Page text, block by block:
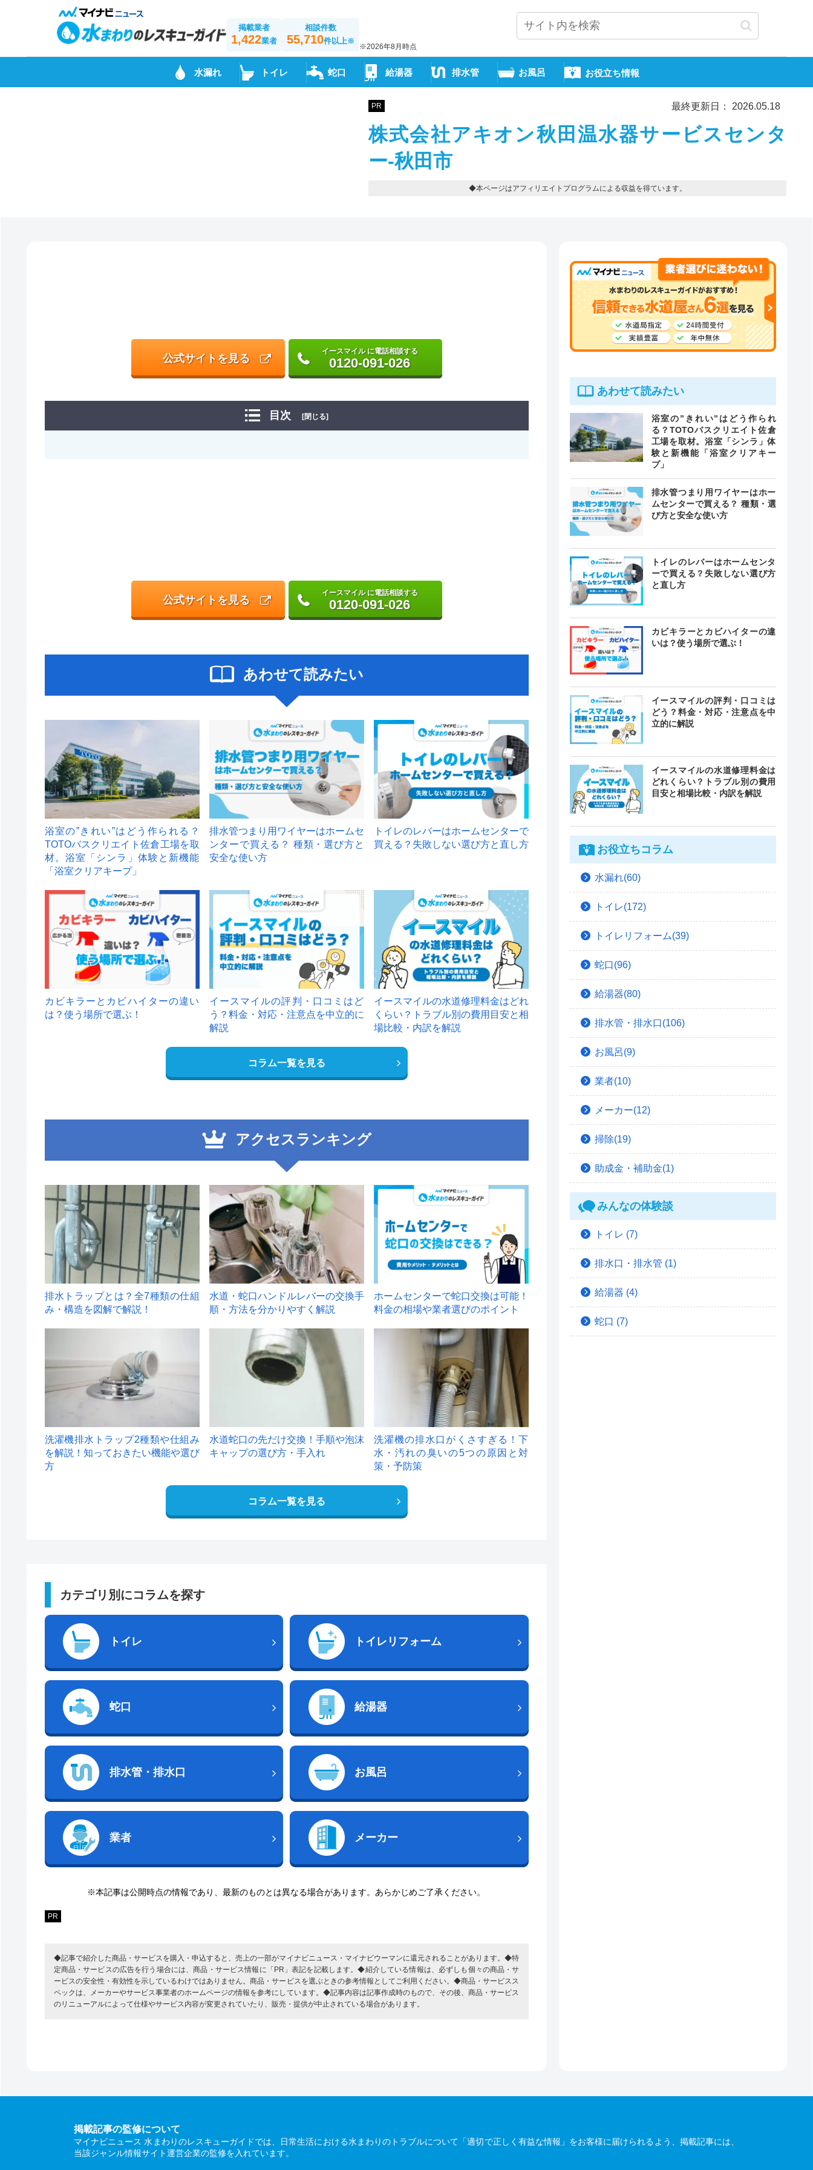
掲載業者
1,422業者
相談件数
55,710件以上※
※2026年8月時点
水漏れ トイレ 蛇口 給湯器 排水管 お風呂 お役立ち情報
PR 最終更新日： 2026.05.18
株式会社アキオン秋田温水器サービスセンタ
ー-秋田市
◆本ページはアフィリエイトプログラムによる収益を得ています。
公式サイトを見る
イースマイル に電話相談する
0120-091-026
目次 [閉じる]
公式サイトを見る
イースマイル に電話相談する
0120-091-026
あわせて読みたい
浴室の”きれい”はどう作られる？
TOTOバスクリエイト佐倉工場を取
材。浴室「シンラ」体験と新機能
「浴室クリアキープ」
排水管つまり用ワイヤーはホームセ
ンターで買える？ 種類・選び方と
安全な使い方
トイレのレバーはホームセンターで
買える？失敗しない選び方と直し方
カビキラーとカビハイターの違い
は？使う場所で選ぶ！
イースマイルの評判・口コミはど
う？料金・対応・注意点を中立的に
解説
イースマイルの水道修理料金はどれ
くらい？トラブル別の費用目安と相
場比較・内訳を解説
コラム一覧を見る
アクセスランキング
1
排水トラップとは？全7種類の仕組
み・構造を図解で解説！
2
水道・蛇口ハンドルレバーの交換手
順・方法を分かりやすく解説
ホームセンターで蛇口交換は可能！
料金の相場や業者選びのポイント
洗濯機排水トラップ2種類や仕組み
を解説！知っておきたい機能や選び
方
水道蛇口の先だけ交換！手順や泡沫
キャップの選び方・手入れ
洗濯機の排水口がくさすぎる！下
水・汚れの臭いの5つの原因と対
策・予防策
コラム一覧を見る
カテゴリ別にコラムを探す
トイレ トイレリフォーム
蛇口 給湯器
排水管・排水口 お風呂
業者 メーカー
※本記事は公開時点の情報であり、最新のものとは異なる場合があります。あらかじめご了承ください。
PR
◆記事で紹介した商品・サービスを購入・申込すると、売上の一部がマイナビニュース・マイナビウーマンに還元されることがあります。◆特
定商品・サービスの広告を行う場合には、商品・サービス情報に「PR」表記を記載します。◆紹介している情報は、必ずしも個々の商品・サ
ービスの安全性・有効性を示しているわけではありません。商品・サービスを選ぶときの参考情報としてご利用ください。◆商品・サービスス
ペックは、メーカーやサービス事業者のホームページの情報を参考にしています。◆記事内容は記事作成時のもので、その後、商品・サービス
のリニューアルによって仕様やサービス内容が変更されていたり、販売・提供が中止されている場合があります。
あわせて読みたい
浴室の”きれい”はどう作られ
る？TOTOバスクリエイト佐倉
工場を取材。浴室「シンラ」体
験と新機能「浴室クリアキー
プ」
排水管つまり用ワイヤーはホー
ムセンターで買える？ 種類・選
び方と安全な使い方
トイレのレバーはホームセンタ
ーで買える？失敗しない選び方
と直し方
カビキラーとカビハイターの違
いは？使う場所で選ぶ！
イースマイルの評判・口コミは
どう？料金・対応・注意点を中
立的に解説
イースマイルの水道修理料金は
どれくらい？トラブル別の費用
目安と相場比較・内訳を解説
お役立ちコラム
水漏れ(60)
トイレ(172)
トイレリフォーム(39)
蛇口(96)
給湯器(80)
排水管・排水口(106)
お風呂(9)
業者(10)
メーカー(12)
掃除(19)
助成金・補助金(1)
みんなの体験談
トイレ (7)
排水口・排水管 (1)
給湯器 (4)
蛇口 (7)
掲載記事の監修について
マイナビニュース 水まわりのレスキューガイドでは、日常生活における水まわりのトラブルについて「適切で正しく有益な情報」をお客様に届けられるよう、掲載記事には、
当該ジャンル情報サイト運営企業の監修を入れています。